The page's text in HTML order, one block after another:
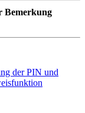
Bemerkung
der PIN und